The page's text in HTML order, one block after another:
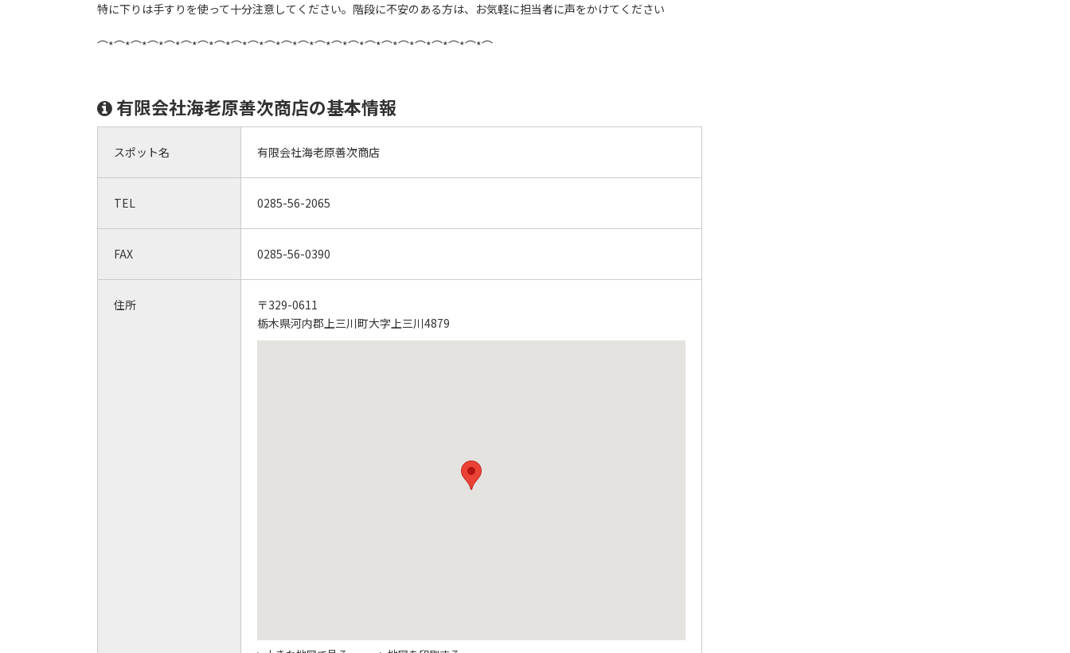
特に下りは手すりを使って十分注意してください。階段に不安のある方は、お気軽に担当者に声をかけてください
⌒*⌒*⌒*⌒*⌒*⌒*⌒*⌒*⌒*⌒*⌒*⌒*⌒*⌒*⌒*⌒*⌒*⌒*⌒*⌒*⌒*⌒*⌒*⌒
有限会社海老原善次商店の基本情報
スポット名 有限会社海老原善次商店
TEL 0285-56-2065
FAX 0285-56-0390
住所
〒329-0611
栃木県河内郡上三川町大字上三川4879